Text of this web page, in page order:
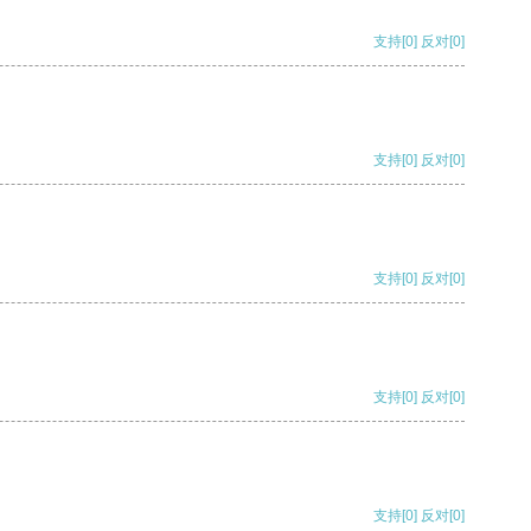
支持[0] 反对[0]
支持[0] 反对[0]
支持[0] 反对[0]
支持[0] 反对[0]
支持[0] 反对[0]